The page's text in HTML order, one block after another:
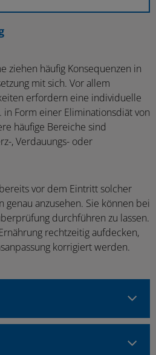
ziehen häufig Konsequenzen in
mit sich. Vor allem
erfordern eine individuelle
in Form einer Eliminationsdiät von
häufige Bereiche sind
, Verdauungs- oder
vor dem Eintritt solcher
genau anzusehen. Sie können bei
durchführen zu lassen.
rechtzeitig aufdecken,
korrigiert werden.